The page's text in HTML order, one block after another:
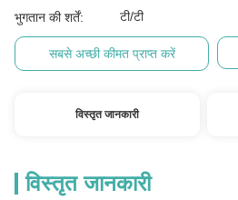
भुगतान की शर्तें: टी/टी
सबसे अच्छी कीमत प्राप्त करें
विस्तृत जानकारी
विस्तृत जानकारी